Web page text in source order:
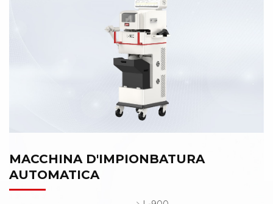
MACCHINA D'IMPIONBATURA
AUTOMATICA